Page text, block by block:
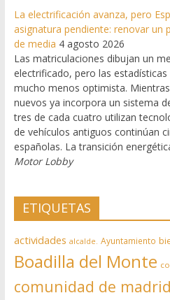
La electrificación avanza, pero
asignatura pendiente: renovar un
de media 4 agosto 2026
Las matriculaciones dibujan un
electrificado, pero las
mucho menos optimista.
nuevos ya incorpora un sistema
tres de cada cuatro utilizan
de vehículos antiguos continúan
españolas. La transición
Motor Lobby
ETIQUETAS
actividades alcalde. Ayuntamiento
Boadilla del Monte
comunidad de madrid